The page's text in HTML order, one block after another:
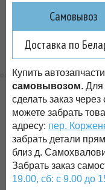
Самовывоз
Доставка по
Купить
самовывозом. Для
сделать заказ
можете забрать
адресу: пер.
забрать детали
близ д.
Забрать заказ
19.00, сб: с 9.00 до